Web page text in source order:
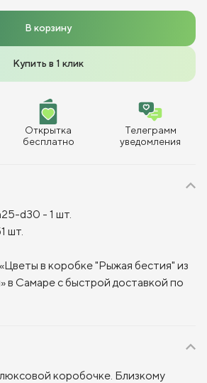
В корзину
Купить в 1 клик
Открытка
бесплатно
Телеграмм
уведомления
d30 - 1 шт.
шт.
в коробке "Рыжая бестия" из
в Самаре с быстрой доставкой по
коробочке. Близкому